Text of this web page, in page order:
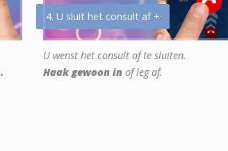
4. U sluit het consult af +
U wenst het consult af te sluiten.
Haak gewoon in of leg af.